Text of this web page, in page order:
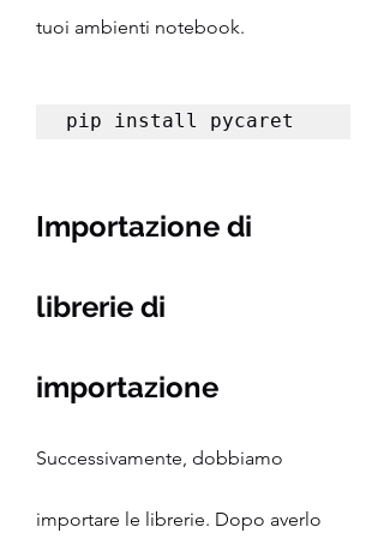
tuoi ambienti notebook.
pip install pycaret
Importazione di
librerie di
importazione
Successivamente, dobbiamo
importare le librerie. Dopo averlo